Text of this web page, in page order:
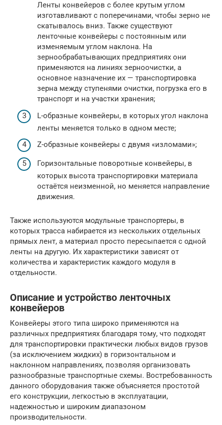
Ленты конвейеров с более крутым углом
изготавливают с поперечинами, чтобы зерно не
скатывалось вниз. Также существуют
ленточные конвейеры с постоянным или
изменяемым углом наклона. На
зернообрабатывающих предприятиях они
применяются на линиях зерноочистки, а
основное назначение их — транспортировка
зерна между ступенями очистки, погрузка его в
транспорт и на участки хранения;
L-образные конвейеры, в которых угол наклона
ленты меняется только в одном месте;
Z-образные конвейеры с двумя «изломами»;
Горизонтальные поворотные конвейеры, в
которых высота транспортировки материала
остаётся неизменной, но меняется направление
движения.
Также используются модульные транспортеры, в
которых трасса набирается из нескольких отдельных
прямых лент, а материал просто пересыпается с одной
ленты на другую. Их характеристики зависят от
количества и характеристик каждого модуля в
отдельности.
Описание и устройство ленточных
конвейеров
Конвейеры этого типа широко применяются на
различных предприятиях благодаря тому, что подходят
для транспортировки практически любых видов грузов
(за исключением жидких) в горизонтальном и
наклонном направлениях, позволяя организовать
разнообразные транспортные схемы. Востребованность
данного оборудования также объясняется простотой
его конструкции, легкостью в эксплуатации,
надежностью и широким диапазоном
производительности.